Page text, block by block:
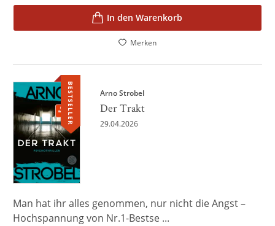
In den Warenkorb
Merken
BESTSELLER Arno Strobel
Der Trakt
29.04.2026
Man hat ihr alles genommen, nur nicht die Angst –
Hochspannung von Nr.1-Bestse ...